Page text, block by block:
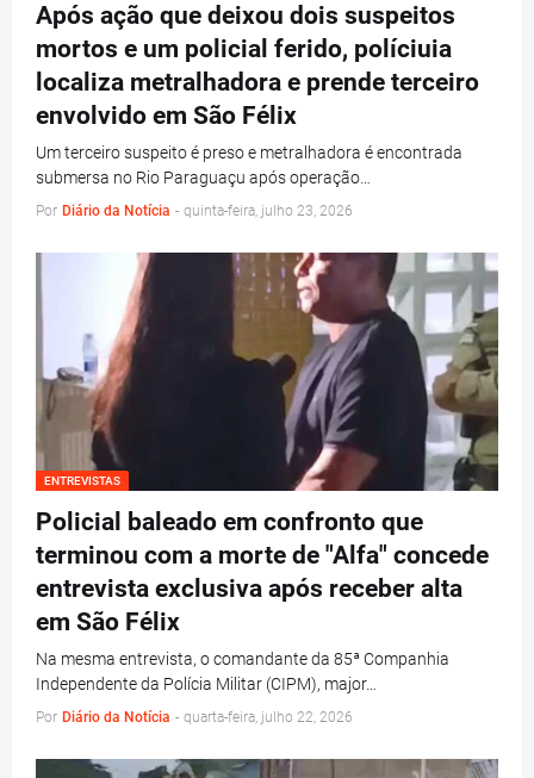
Após ação que deixou dois suspeitos
mortos e um policial ferido, políciuia
localiza metralhadora e prende terceiro
envolvido em São Félix
Um terceiro suspeito é preso e metralhadora é encontrada
submersa no Rio Paraguaçu após operação…
Por Diário da Notícia - quinta-feira, julho 23, 2026
ENTREVISTAS
Policial baleado em confronto que
terminou com a morte de "Alfa" concede
entrevista exclusiva após receber alta
em São Félix
Na mesma entrevista, o comandante da 85ª Companhia
Independente da Polícia Militar (CIPM), major…
Por Diário da Notícia - quarta-feira, julho 22, 2026